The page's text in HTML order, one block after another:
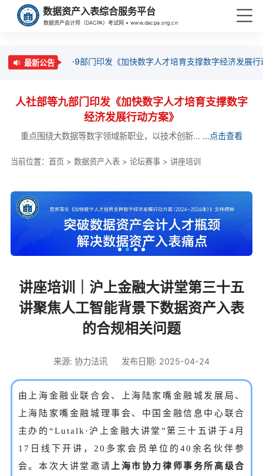
数据资产入表综合服务平台
数据资产会计师（DACPA）考试网 • www.dacpa.org.cn
最新公告 ·9部门印发《加快数字人才培育支撑数字经济发展
人社部等九部门印发《加快数字人才培育支撑数字
经济发展行动方案》
重点围绕大数据等数字领域新职业，以技术创新... ...点击查看
当前位置： 首页> 数据资产入表> 论坛赛事> 讲座培训
讲座培训｜沪上金融大讲堂第三十五
讲聚焦人工智能背景下数据资产入表
的合规相关问题
来源: 协力法讯 发布日期: 2025-04-24
由上海金融业联合会、上海陆家嘴金融城发展局、
上海陆家嘴金融城理事会、中国金融信息中心联合
主办的“Lutalk·沪上金融大讲堂”第三十五讲于4月
17日线下开讲，20多家会员单位的40余名伙伴参
会。本次大讲堂邀请
上海市协力律师事务所高级合